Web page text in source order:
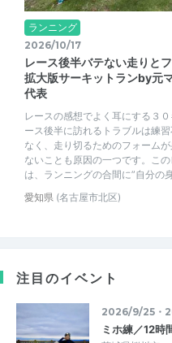
ランニング
2026/10/17
レース後半バテない走りと
拡大版サーキットランby元
代表
レースの感想でよく耳にする３
ース後半に訪れるトラブルは練
なく、走り切るためのフォーム
ないことも原因の一つです。こ
は、ランニングの合間に”自分の
愛知県 (名古屋市北区)
注目のイベント
2026/9/25・
ミホ練／12時